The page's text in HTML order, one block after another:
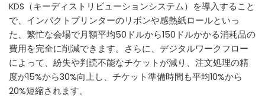
KDS（キーディストリビューションシステム）を導入すること
で、インパクトプリンターのリボンや感熱紙ロールといっ
た、繁忙な会場で月額平均50ドルから150ドルかかる消耗品の
費用を完全に削減できます。さらに、デジタルワークフロー
によって、紛失や判読不能なチケットが減り、注文処理の精
度が15%から30%向上し、チケット準備時間も平均10%から
20%短縮されます。